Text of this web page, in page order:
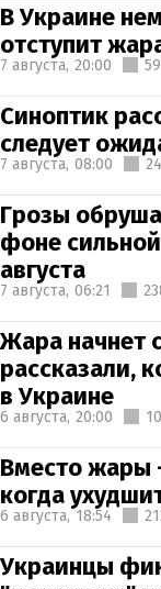
В Украине
отступит
7 августа, 20:00
Синоптик
следует
7 августа, 08:00
Грозы
фоне
августа
7 августа, 06:21
Жара начнет
рассказали,
в Украине
6 августа, 20:00
Вместо жары
когда
6 августа, 18:54
Украинцы